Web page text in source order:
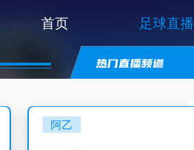
首页 足球直播
阿乙